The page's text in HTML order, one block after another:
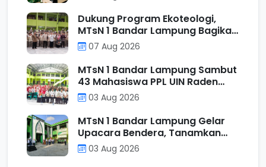
Bandar Lampung sebagai Wujud
Ecotheological Application
dalam Kurikulum Berbasis Cinta
Dukung Program Ekoteologi,
MTsN 1 Bandar Lampung Bagikan
Tumbler kepada Murid Kelas VII
Reguler
07 Aug 2026
MTsN 1 Bandar Lampung Sambut
43 Mahasiswa PPL UIN Raden
Intan Lampung, Perkuat Sinergi
Mencetak Calon Pendidik
Profesional
03 Aug 2026
MTsN 1 Bandar Lampung Gelar
Upacara Bendera, Tanamkan
Nilai Positif Melalui Filosofi
Operasi Penjumlahan
03 Aug 2026